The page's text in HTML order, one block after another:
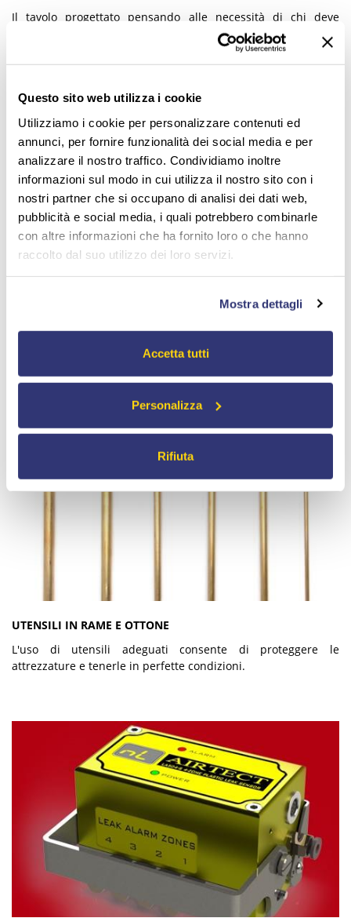
Questo sito web utilizza i cookie
Utilizziamo i cookie per personalizzare contenuti ed
annunci, per fornire funzionalità dei social media e per
analizzare il nostro traffico. Condividiamo inoltre
informazioni sul modo in cui utilizza il nostro sito con i
nostri partner che si occupano di analisi dei dati web,
pubblicità e social media, i quali potrebbero combinarle
con altre informazioni che ha fornito loro o che hanno
raccolto dal suo utilizzo dei loro servizi.
Mostra dettagli
Accetta tutti
Personalizza
Rifiuta
Il tavolo progettato pensando alle necessità di chi deve
effettuare interventi di manutenzione degli stampi
Brillanti soluzioni per superfici perfette: dedicato a chi deve
lucidare le superfici, stampisti, orafi, odontotecnici.
UTENSILI IN RAME E OTTONE
L'uso di utensili adeguati consente di proteggere le
attrezzature e tenerle in perfette condizioni.